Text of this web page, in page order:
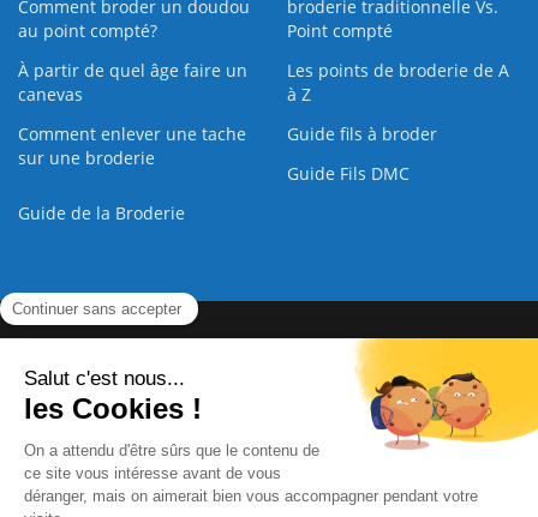
Comment broder un doudou
au point compté?
broderie traditionnelle Vs.
Point compté
À partir de quel âge faire un
canevas
Les points de broderie de A
à Z
Comment enlever une tache
sur une broderie
Guide fils à broder
Guide Fils DMC
Guide de la Broderie
Commande Papier | Qui sommes nous | Nous contacter |
Paiement sécurisé
C.G.V
2008 - 2026 © CreaMagic. ALL Rights Reserved.